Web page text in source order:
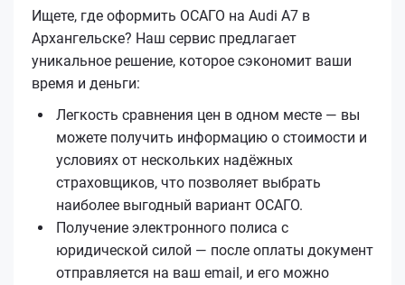
Ищете, где оформить ОСАГО на Audi A7 в
Архангельске? Наш сервис предлагает
уникальное решение, которое сэкономит ваши
время и деньги:
Легкость сравнения цен в одном месте — вы
можете получить информацию о стоимости и
условиях от нескольких надёжных
страховщиков, что позволяет выбрать
наиболее выгодный вариант ОСАГО.
Получение электронного полиса с
юридической силой — после оплаты документ
отправляется на ваш email, и его можно